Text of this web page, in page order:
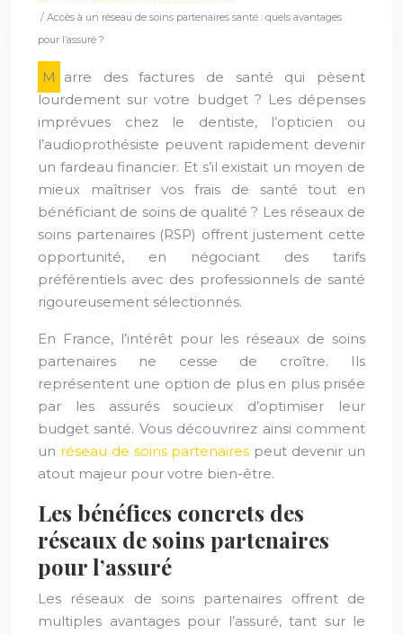
/ Accès à un réseau de soins partenaires santé : quels avantages
pour l’assuré ?
Marre des factures de santé qui pèsent
lourdement sur votre budget ? Les dépenses
imprévues chez le dentiste, l’opticien ou
l’audioprothésiste peuvent rapidement devenir
un fardeau financier. Et s’il existait un moyen de
mieux maîtriser vos frais de santé tout en
bénéficiant de soins de qualité ? Les réseaux de
soins partenaires (RSP) offrent justement cette
opportunité, en négociant des tarifs
préférentiels avec des professionnels de santé
rigoureusement sélectionnés.
En France, l’intérêt pour les réseaux de soins
partenaires ne cesse de croître. Ils
représentent une option de plus en plus prisée
par les assurés soucieux d’optimiser leur
budget santé. Vous découvrirez ainsi comment
un réseau de soins partenaires peut devenir un
atout majeur pour votre bien-être.
Les bénéfices concrets des
réseaux de soins partenaires
pour l’assuré
Les réseaux de soins partenaires offrent de
multiples avantages pour l’assuré, tant sur le